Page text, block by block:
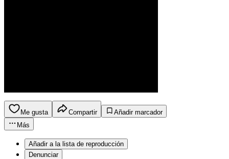
Me gusta Compartir
Añadir marcador
Más
Añadir a la lista de reproducción
Denunciar